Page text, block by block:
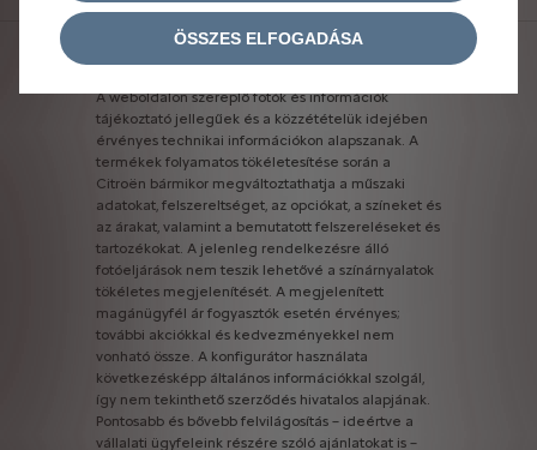
A weboldalon szereplő fotók és információk
tájékoztató jellegűek és a közzétételük idejében
érvényes technikai információkon alapszanak. A
termékek folyamatos tökéletesítése során a
Citroën bármikor megváltoztathatja a műszaki
adatokat, felszereltséget, az opciókat, a színeket és
az árakat, valamint a bemutatott felszereléseket és
tartozékokat. A jelenleg rendelkezésre álló
fotóeljárások nem teszik lehetővé a színárnyalatok
tökéletes megjelenítését. A megjelenített
magánügyfél ár fogyasztók esetén érvényes;
további akciókkal és kedvezményekkel nem
vonható össze. A konfigurátor használata
következésképp általános információkkal szolgál,
így nem tekinthető szerződés hivatalos alapjának.
Pontosabb és bővebb felvilágosítás – ideértve a
vállalati ügyfeleink részére szóló ajánlatokat is –
ÖSSZES ELFOGADÁSA